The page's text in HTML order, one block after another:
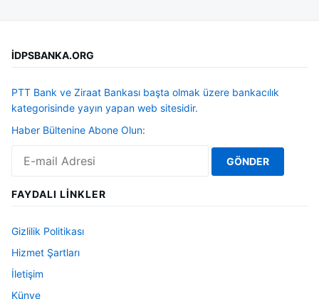
İDPSBANKA.ORG
PTT Bank ve Ziraat Bankası başta olmak üzere bankacılık
kategorisinde yayın yapan web sitesidir.
Haber Bültenine Abone Olun:
FAYDALI LINKLER
Gizlilik Politikası
Hizmet Şartları
İletişim
Künye